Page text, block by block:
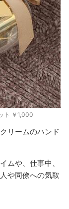
ト ￥1,000
リームのハンド
ムや、仕事中、
や同僚への気取